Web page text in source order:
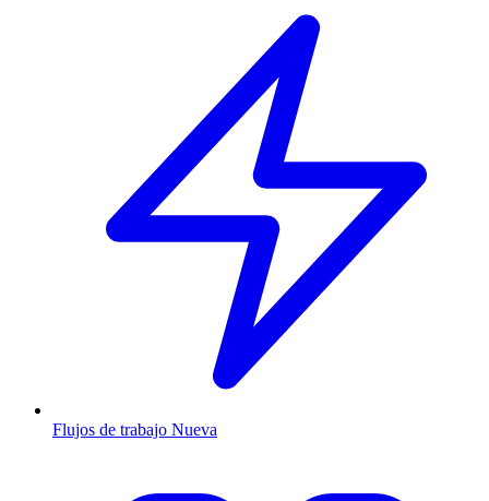
Flujos de trabajo Nueva